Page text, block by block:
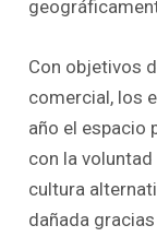
Con objetivos
comercial, los
año el espacio
con la
cultura
dañada